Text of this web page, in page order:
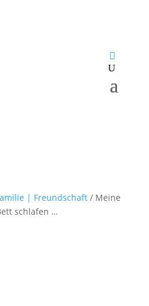
| Freundschaft/ Meine
schlafen …